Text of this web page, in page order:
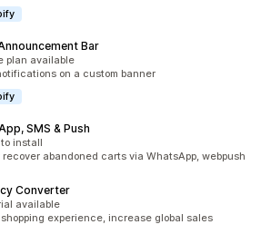
Bar
2221
plan available
on a custom banner
SMS & Push
264
to install
recover abandoned carts via WhatsApp, webpush
Converter
34
available
experience, increase global sales